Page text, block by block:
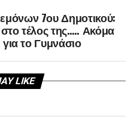
7ου Δημοτικού:
τέλος της….. Ακόμα
το Γυμνάσιο
LIKE